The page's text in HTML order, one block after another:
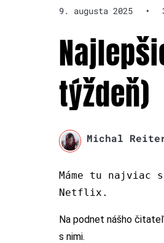
9. augusta 2025 •
týždeň)
Michal
Máme tu najviac
Netflix.
Na podnet nášho
s nimi.